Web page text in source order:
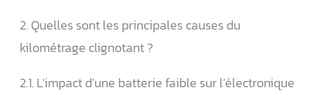
2. Quelles sont les principales causes du
kilométrage clignotant ?
2.1. L’impact d’une batterie faible sur l’électronique